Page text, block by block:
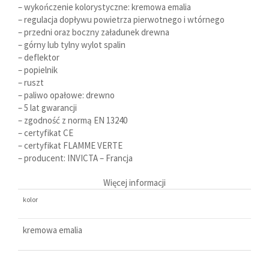
– wykończenie kolorystyczne: kremowa emalia
– regulacja dopływu powietrza pierwotnego i wtórnego
– przedni oraz boczny załadunek drewna
– górny lub tylny wylot spalin
– deflektor
– popielnik
– ruszt
– paliwo opałowe: drewno
– 5 lat gwarancji
– zgodność z normą EN 13240
– certyfikat CE
– certyfikat FLAMME VERTE
– producent: INVICTA – Francja
Więcej informacji
kolor
kremowa emalia